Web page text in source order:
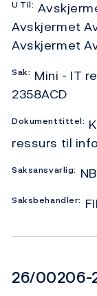
U Til:
Avskjermet
Avskjermet
Sak: Mini - IT
2358ACD
Dokumenttittel:
ressurs til
Saksansvarlig:
Saksbehandler:
26/00206-